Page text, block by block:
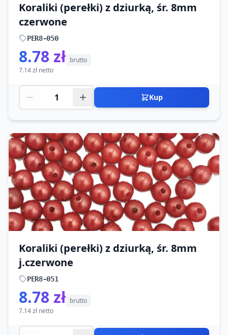
Koraliki (perełki) z dziurką, śr. 8mm
czerwone
PER8-050
8.78 zł brutto
7.14 zł netto
Kup
Koraliki (perełki) z dziurką, śr. 8mm
j.czerwone
PER8-051
8.78 zł brutto
7.14 zł netto